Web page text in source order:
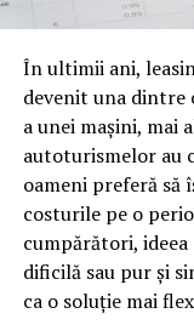
oamenii cu
cuvinte tematice,
caută.
Apoi vine partea
vizitatorii stau
urmărească
Google nu îți
petrecut, scrollul
util e materialul.
În ultimii ani,
devenit una dintre
a unei mașini, mai
autoturismelor au
oameni preferă să
costurile pe o
cumpărători,
dificilă sau pur și
ca o soluție mai